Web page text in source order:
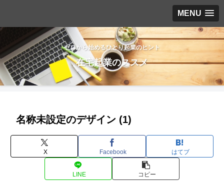
MENU
ゼロから始めるひとり起業のヒント
在宅起業のススメ
名称未設定のデザイン (1)
X Facebook はてブ
LINE コピー